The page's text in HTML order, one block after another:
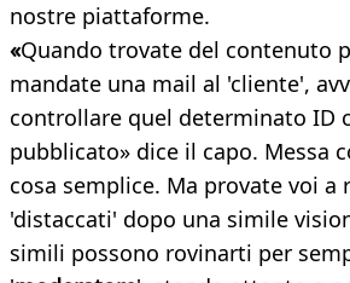
nostre piattaforme.
«Quando trovate del contenuto
mandate una mail al 'cliente',
controllare quel determinato ID
pubblicato» dice il capo. Messa
cosa semplice. Ma provate voi a
'distaccati' dopo una simile
simili possono rovinarti per